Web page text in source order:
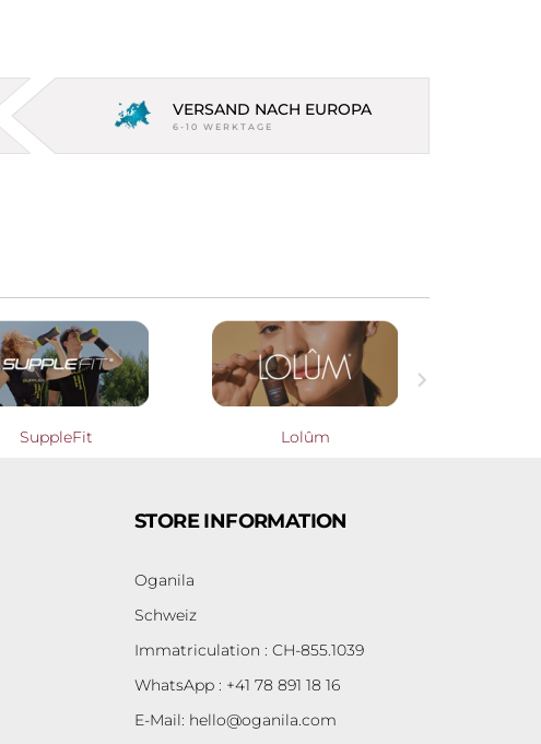
VERSAND NACH EUROPA
6-10 WERKTAGE
SuppleFit Lolûm

STORE INFORMATION
Oganila
Schweiz
Immatriculation : CH-855.1039
WhatsApp : +41 78 891 18 16
E-Mail: hello@oganila.com